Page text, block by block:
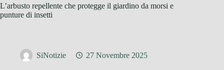
L’arbusto repellente che protegge il giardino da morsi e
punture di insetti
SiNotizie 27 Novembre 2025